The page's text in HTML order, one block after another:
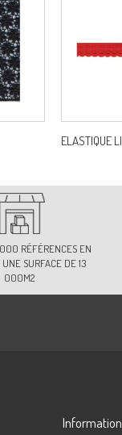
ELASTIQUE
RÉFÉRENCES EN
SURFACE DE 13
000M2